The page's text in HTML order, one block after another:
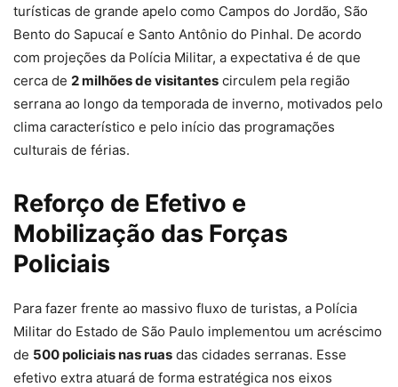
turísticas de grande apelo como Campos do Jordão, São
Bento do Sapucaí e Santo Antônio do Pinhal. De acordo
com projeções da Polícia Militar, a expectativa é de que
cerca de 2 milhões de visitantes circulem pela região
serrana ao longo da temporada de inverno, motivados pelo
clima característico e pelo início das programações
culturais de férias.
Reforço de Efetivo e
Mobilização das Forças
Policiais
Para fazer frente ao massivo fluxo de turistas, a Polícia
Militar do Estado de São Paulo implementou um acréscimo
de 500 policiais nas ruas das cidades serranas. Esse
efetivo extra atuará de forma estratégica nos eixos